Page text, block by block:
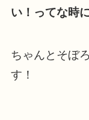
い！ってな時
ちゃんとそぼ
す！